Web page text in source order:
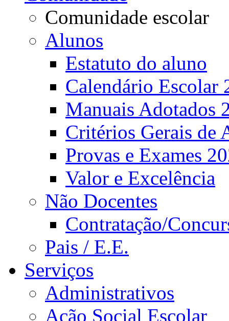
Comunidade escolar
Alunos
Estatuto do aluno
Calendário Escolar
Manuais Adotados
Critérios Gerais de
Provas e Exames
Valor e Excelência
Não Docentes
Contratação/
Pais / E.E.
Serviços
Administrativos
Ação Social Escolar